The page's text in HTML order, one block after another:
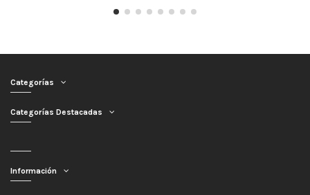
Categorías
Categorías Destacadas
Información